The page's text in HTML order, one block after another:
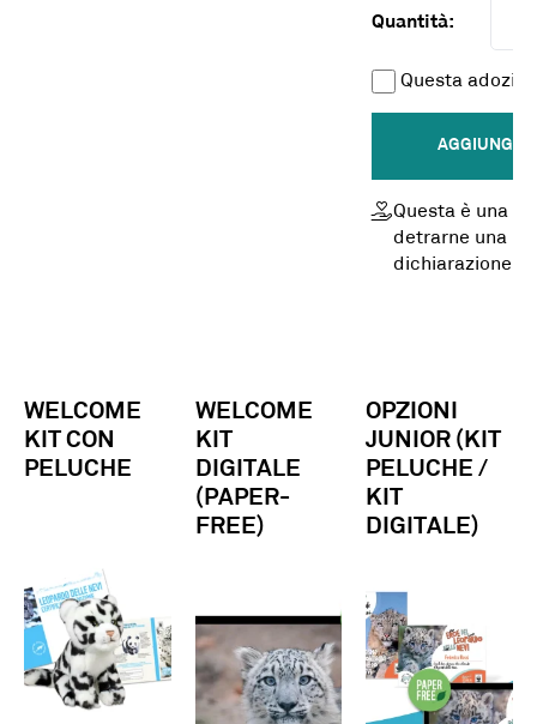
Quantità:
Questa
AGGIUNGI
Questa è una
detrarne una
dichiarazione
WELCOME
KIT CON
PELUCHE
WELCOME
KIT
DIGITALE
(PAPER-
FREE)
OPZIONI
JUNIOR (KIT
PELUCHE /
KIT
DIGITALE)